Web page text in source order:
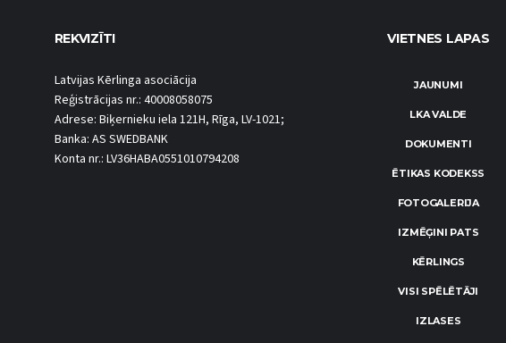
REKVIZĪTI
Latvijas Kērlinga asociācija
Reģistrācijas nr.: 40008058075
Adrese: Biķernieku iela 121H, Rīga, LV-1021;
Banka: AS SWEDBANK
Konta nr.: LV36HABA0551010794208
VIETNES LAPAS
JAUNUMI
LKA VALDE
DOKUMENTI
ĒTIKAS KODEKSS
FOTOGALERIJA
IZMĒĢINI PATS
KĒRLINGS
VISI SPĒLĒTĀJI
IZLASES